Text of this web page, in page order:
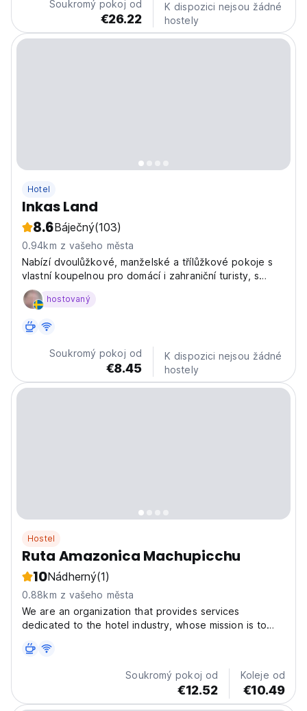
Soukromý pokoj od
€26.22
K dispozici nejsou žádné
hostely
Hotel
Inkas Land
8.6Báječný(103)
0.94km z vašeho města
Nabízí dvoulůžkové, manželské a třílůžkové pokoje s
vlastní koupelnou pro domácí i zahraniční turisty, s
jejich příslušnou snídaní v hotelu před návštěvou
Machupicchu.
hostovaný
Soukromý pokoj od
€8.45
K dispozici nejsou žádné
hostely
Hostel
Ruta Amazonica Machupicchu
10Nádherný(1)
0.88km z vašeho města
We are an organization that provides services
dedicated to the hotel industry, whose mission is to
night in comfort. Ruta Amazonica Machupicchu is
located one block from the train station, two blocks
Soukromý pokoj od
€12.52
Koleje od
€10.49